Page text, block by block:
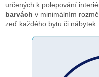
určených k polepování
barvách v minimálním
zeď každého bytu či